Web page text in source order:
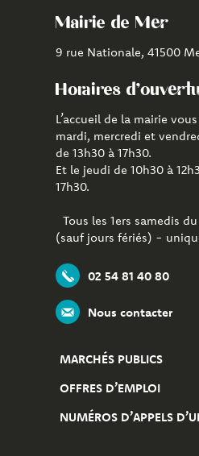
Mairie de Mer
9 rue Nationale, 41500
Horaires
L’accueil de la mairie
mardi, mercredi et
de 13h30 à 17h30.
Et le jeudi de 10h30 à
17h30.
Tous les 1ers samedis
(sauf jours fériés) -
02 54 81 40 80
Nous contacter
MARCHÉS PUBLICS
OFFRES D’EMPLOI
NUMÉROS D’APPELS